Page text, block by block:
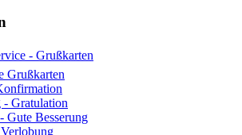
- Grußkarten
Grußkarten
- Gratulation
Gute Besserung